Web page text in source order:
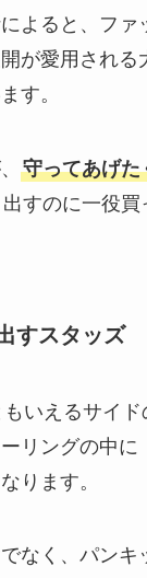
よると、ファ
が愛用される
す。
守ってあげた
すのに一役買
すスタッズ
いえるサイ
リングの中に
ります。
なく、パンキ